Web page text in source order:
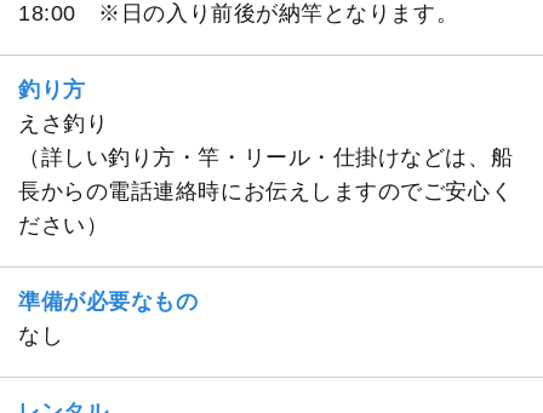
18:00 ※日の入り前後が納竿となります。
釣り方
えさ釣り
（詳しい釣り方・竿・リール・仕掛けなどは、船
長からの電話連絡時にお伝えしますのでご安心く
ださい）
準備が必要なもの
なし